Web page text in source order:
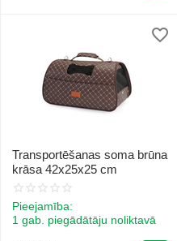
Transportēšanas soma brūna
krāsa 42x25x25 cm
Pieejamība:
1 gab. piegādātāju noliktavā